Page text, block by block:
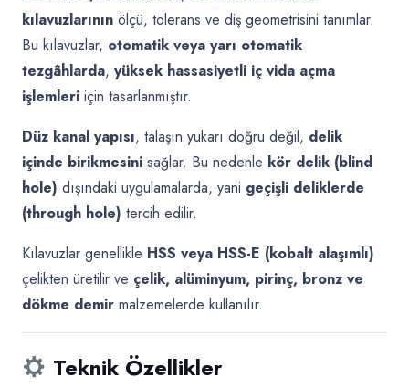
kılavuzlarının ölçü, tolerans ve diş geometrisini tanımlar.
Bu kılavuzlar, otomatik veya yarı otomatik
tezgâhlarda, yüksek hassasiyetli iç vida açma
işlemleri için tasarlanmıştır.
Düz kanal yapısı, talaşın yukarı doğru değil, delik
içinde birikmesini sağlar. Bu nedenle kör delik (blind
hole) dışındaki uygulamalarda, yani geçişli deliklerde
(through hole) tercih edilir.
Kılavuzlar genellikle HSS veya HSS-E (kobalt alaşımlı)
çelikten üretilir ve çelik, alüminyum, pirinç, bronz ve
dökme demir malzemelerde kullanılır.
Teknik Özellikler